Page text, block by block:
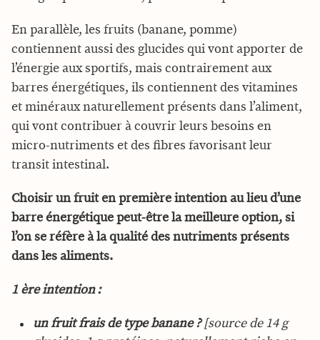
En parallèle, les fruits (banane, pomme)
contiennent aussi des glucides qui vont apporter de
l’énergie aux sportifs, mais contrairement aux
barres énergétiques, ils contiennent des vitamines
et minéraux naturellement présents dans l’aliment,
qui vont contribuer à couvrir leurs besoins en
micro-nutriments et des fibres favorisant leur
transit intestinal.
Choisir un fruit en première intention au lieu d’une
barre énergétique peut-être la meilleure option, si
l’on se réfère à la qualité des nutriments présents
dans les aliments.
1 ère intention :
un fruit frais de type banane ?[source de 14 g